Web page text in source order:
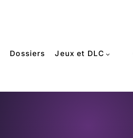
Dossiers Jeux et DLC